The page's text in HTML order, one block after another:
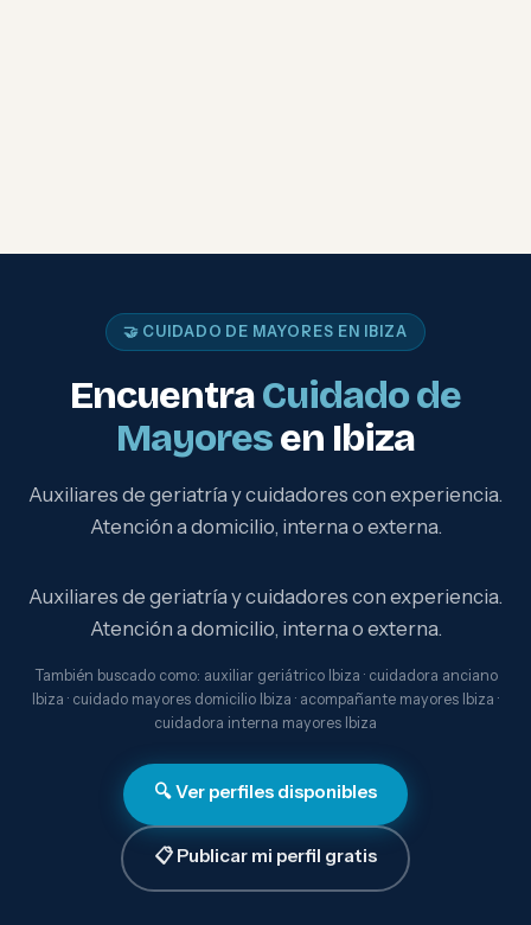
🤝 CUIDADO DE MAYORES EN IBIZA
EncuentraCuidado de
Mayoresen Ibiza
Auxiliares de geriatría y cuidadores con experiencia.
Atención a domicilio, interna o externa.
Auxiliares de geriatría y cuidadores con experiencia.
Atención a domicilio, interna o externa.
También buscado como: auxiliar geriátrico Ibiza · cuidadora anciano
Ibiza · cuidado mayores domicilio Ibiza · acompañante mayores Ibiza ·
cuidadora interna mayores Ibiza
🔍 Ver perfiles disponibles
📋 Publicar mi perfil gratis